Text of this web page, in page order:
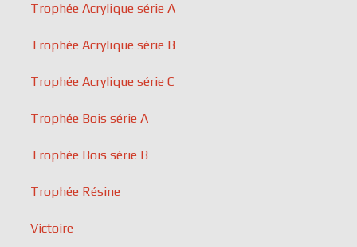
Trophée Acrylique série A
Trophée Acrylique série B
Trophée Acrylique série C
Trophée Bois série A
Trophée Bois série B
Trophée Résine
Victoire